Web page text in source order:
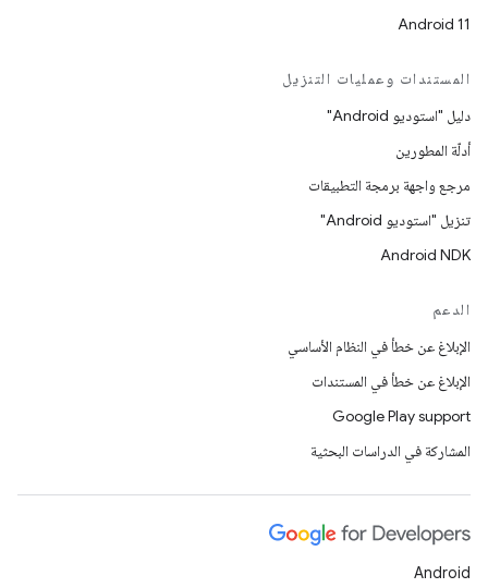
Android 11
المستندات وعمليات التنزيل
دليل "استوديو Android"
أدلّة المطورين
مرجع واجهة برمجة التطبيقات
تنزيل "استوديو Android"
Android NDK
الدعم
الإبلاغ عن خطأ في النظام الأساسي
الإبلاغ عن خطأ في المستندات
Google Play support
المشاركة في الدراسات البحثية
Android